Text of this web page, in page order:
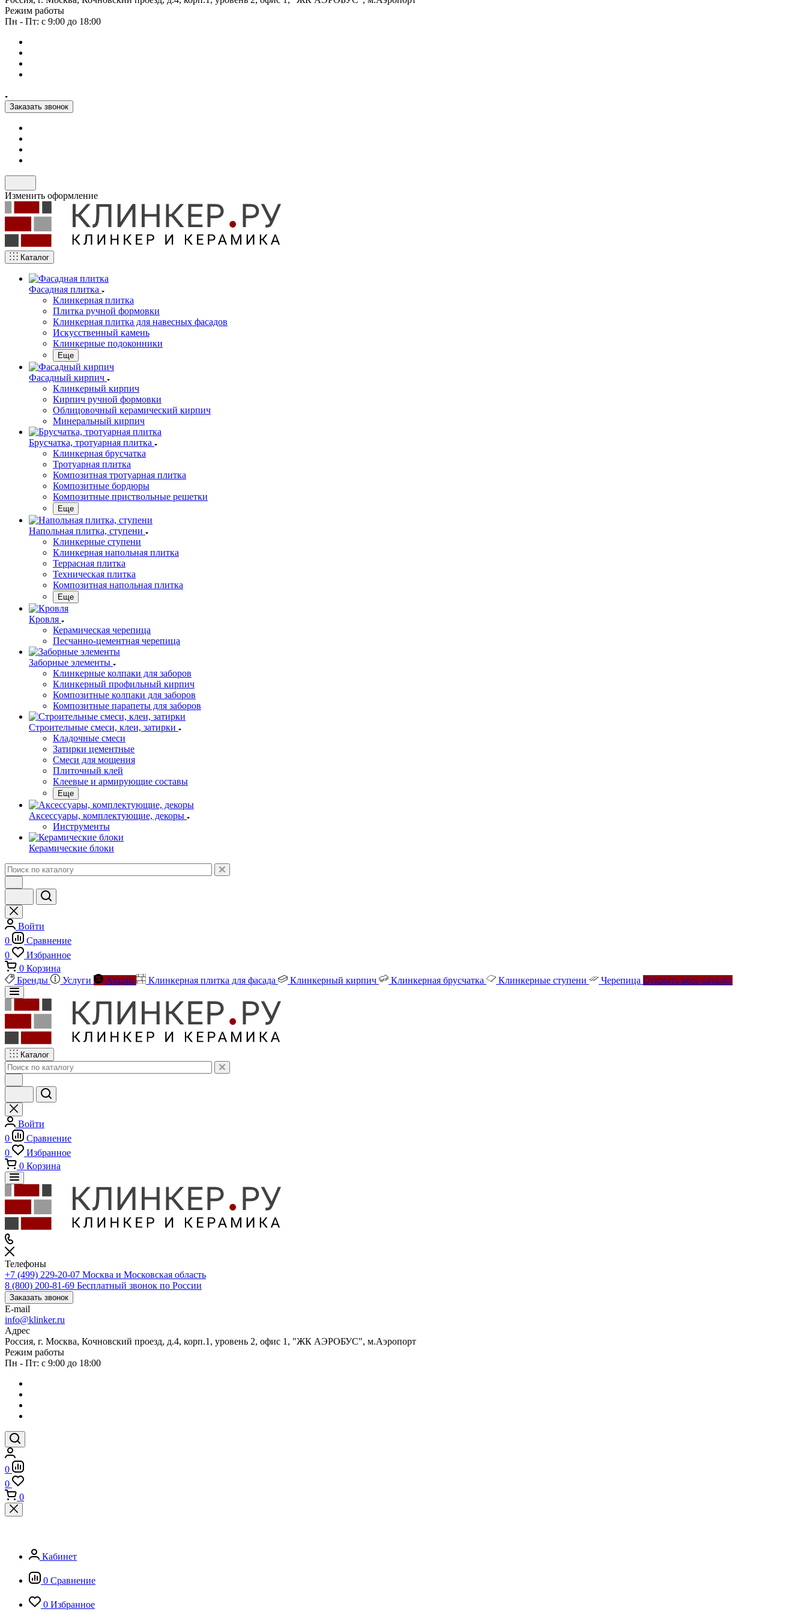
Режим работы
Пн - Пт: с 9:00 до 18:00
Заказать звонок
Изменить оформление
Каталог
Фасадная плитка
Клинкерная плитка
Плитка ручной формовки
Клинкерная плитка для навесных фасадов
Искусственный камень
Клинкерные подоконники
Еще
Фасадный кирпич
Клинкерный кирпич
Кирпич ручной формовки
Облицовочный керамический кирпич
Минеральный кирпич
Брусчатка, тротуарная плитка
Клинкерная брусчатка
Тротуарная плитка
Композитная тротуарная плитка
Композитные бордюры
Композитные приствольные решетки
Еще
Напольная плитка, ступени
Клинкерные ступени
Клинкерная напольная плитка
Террасная плитка
Техническая плитка
Композитная напольная плитка
Еще
Кровля
Керамическая черепица
Песчанно-цементная черепица
Заборные элементы
Клинкерные колпаки для заборов
Клинкерный профильный кирпич
Композитные колпаки для заборов
Композитные парапеты для заборов
Строительные смеси, клеи, затирки
Кладочные смеси
Затирки цементные
Смеси для мощения
Плиточный клей
Клеевые и армирующие составы
Еще
Аксессуары, комплектующие, декоры
Инструменты
Керамические блоки
Войти
0
Сравнение
0
Избранное
0 Корзина
Бренды
Услуги Акции Клинкерная плитка для фасада Клинкерный кирпич Клинкерная брусчатка Клинкерные ступени Черепица Открыть весь каталог
Каталог
Войти
0
Сравнение
0
Избранное
0 Корзина
Телефоны
+7 (499) 229-20-07 Москва и Московская область
8 (800) 200-81-69 Бесплатный звонок по России
Заказать звонок
E-mail
info@klinker.ru
Адрес
Россия, г. Москва, Кочновский проезд, д.4, корп.1, уровень 2, офис 1, "ЖК АЭРОБУС", м.Аэропорт
Режим работы
Пн - Пт: с 9:00 до 18:00
0
0
0
Кабинет
0 Сравнение
0 Избранное